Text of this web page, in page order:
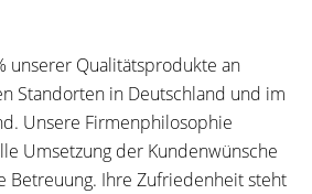
unserer Qualitätsprodukte an
Standorten in Deutschland und im
Unsere Firmenphilosophie
Umsetzung der Kundenwünsche
Betreuung. Ihre Zufriedenheit steht